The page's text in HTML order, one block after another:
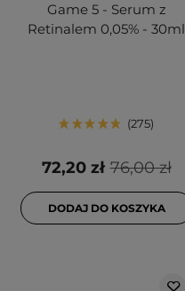
Game 5 - Serum z
Retinalem 0,05% - 30ml
275
76,00 zł
72,20 zł
DODAJ DO KOSZYKA